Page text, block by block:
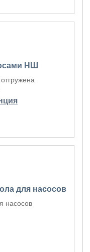
НШ
для насосов
насосов